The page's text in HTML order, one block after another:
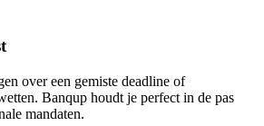
over een gemiste deadline of
Banqup houdt je perfect in de pas
mandaten.